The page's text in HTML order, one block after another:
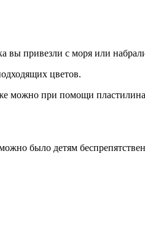
привезли с моря или
цветов.
можно при помощи
было детям